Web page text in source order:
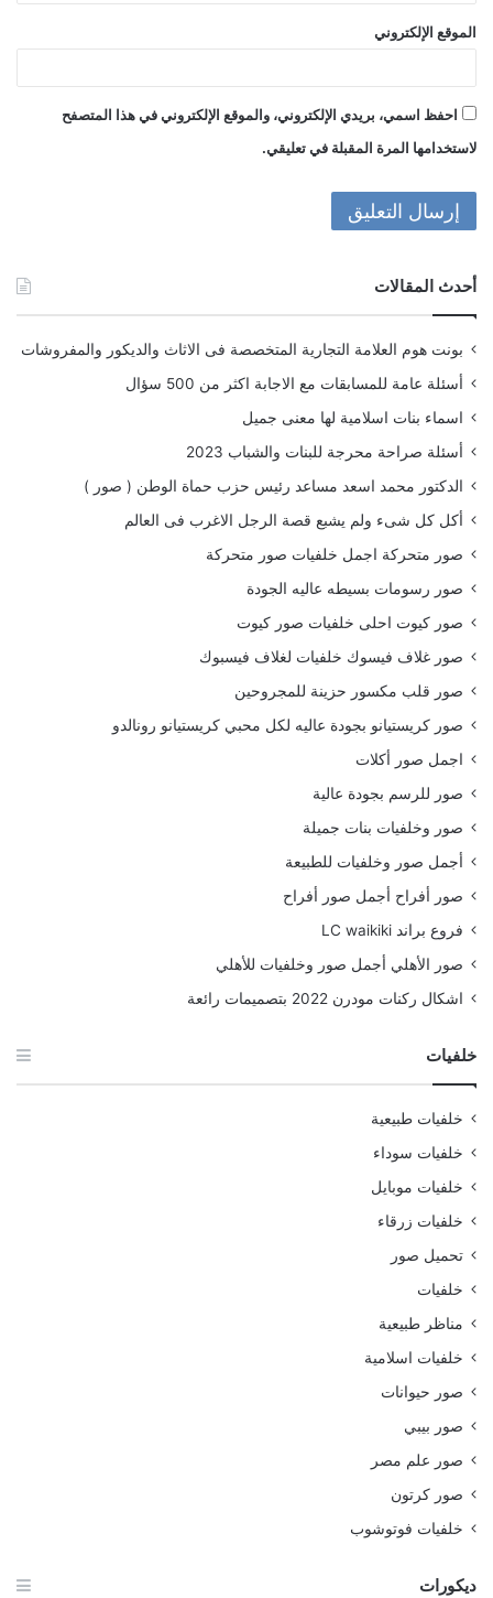
الموقع الإلكتروني
احفظ اسمي، بريدي الإلكتروني، والموقع الإلكتروني في هذا المتصفح
لاستخدامها المرة المقبلة في تعليقي.
أحدث المقالات
بونت هوم العلامة التجارية المتخصصة فى الاثاث والديكور والمفروشات
أسئلة عامة للمسابقات مع الاجابة اكثر من 500 سؤال
اسماء بنات اسلامية لها معنى جميل
أسئلة صراحة محرجة للبنات والشباب 2023
الدكتور محمد اسعد مساعد رئيس حزب حماة الوطن ( صور )
أكل كل شىء ولم يشبع قصة الرجل الاغرب فى العالم
صور متحركة اجمل خلفيات صور متحركة
صور رسومات بسيطه عاليه الجودة
صور كيوت احلى خلفيات صور كيوت
صور غلاف فيسوك خلفيات لغلاف فيسبوك
صور قلب مكسور حزينة للمجروحين
صور كريستيانو بجودة عاليه لكل محبي كريستيانو رونالدو
اجمل صور أكلات
صور للرسم بجودة عالية
صور وخلفيات بنات جميلة
أجمل صور وخلفيات للطبيعة
صور أفراح أجمل صور أفراح
فروع براند LC waikiki
صور الأهلي أجمل صور وخلفيات للأهلي
اشكال ركنات مودرن 2022 بتصميمات رائعة
خلفيات
خلفيات طبيعية
خلفيات سوداء
خلفيات موبايل
خلفيات زرقاء
تحميل صور
خلفيات
مناظر طبيعية
خلفيات اسلامية
صور حيوانات
صور بيبي
صور علم مصر
صور كرتون
خلفيات فوتوشوب
ديكورات